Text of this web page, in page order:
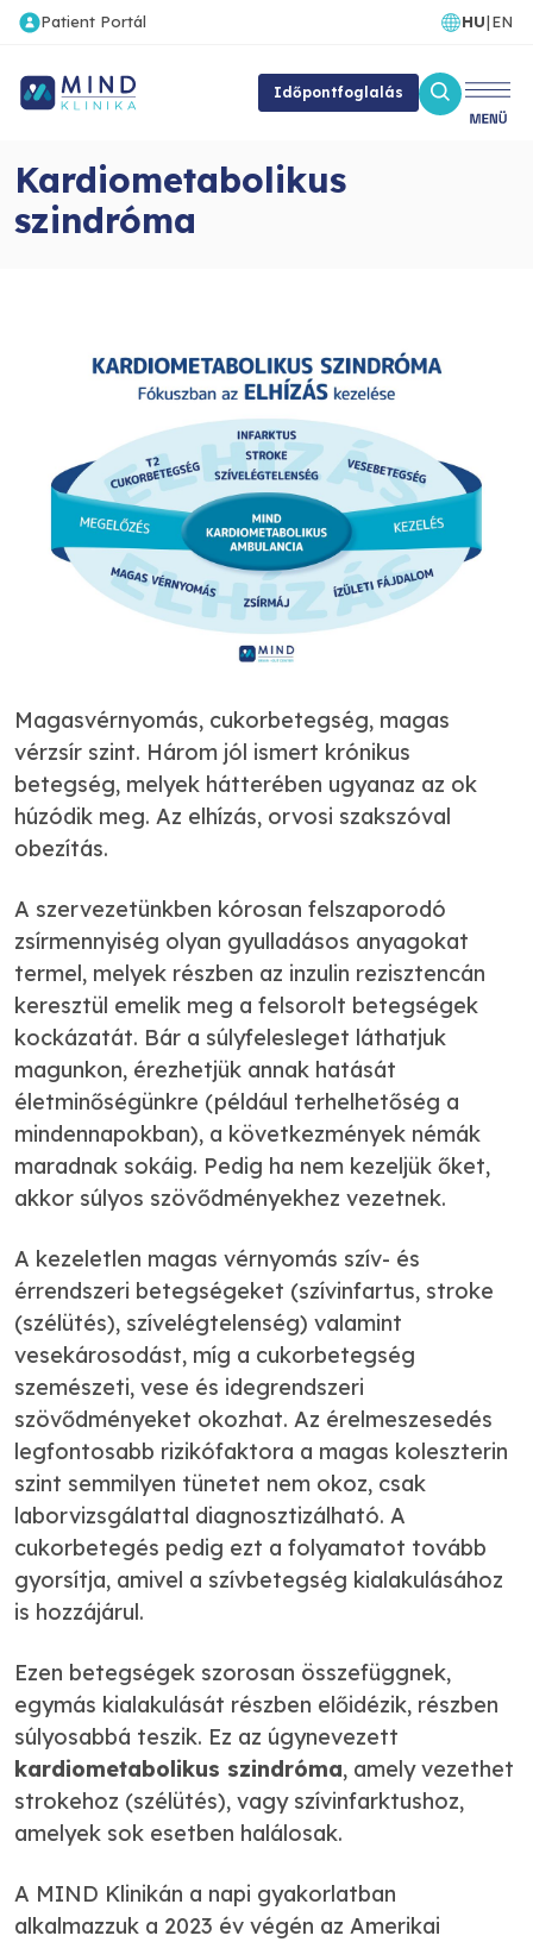
Patient Portál HU|EN
Időpontfoglalás
Kardiometabolikus
szindróma
Magasvérnyomás, cukorbetegség, magas
vérzsír szint. Három jól ismert krónikus
betegség, melyek hátterében ugyanaz az ok
húzódik meg. Az elhízás, orvosi szakszóval
obezítás.
A szervezetünkben kórosan felszaporodó
zsírmennyiség olyan gyulladásos anyagokat
termel, melyek részben az inzulin rezisztencán
keresztül emelik meg a felsorolt betegségek
kockázatát. Bár a súlyfelesleget láthatjuk
magunkon, érezhetjük annak hatását
életminőségünkre (például terhelhetőség a
mindennapokban), a következmények némák
maradnak sokáig. Pedig ha nem kezeljük őket,
akkor súlyos szövődményekhez vezetnek.
A kezeletlen magas vérnyomás szív- és
érrendszeri betegségeket (szívinfartus, stroke
(szélütés), szívelégtelenség) valamint
vesekárosodást, míg a cukorbetegség
szemészeti, vese és idegrendszeri
szövődményeket okozhat. Az érelmeszesedés
legfontosabb rizikófaktora a magas koleszterin
szint semmilyen tünetet nem okoz, csak
laborvizsgálattal diagnosztizálható. A
cukorbetegés pedig ezt a folyamatot tovább
gyorsítja, amivel a szívbetegség kialakulásához
is hozzájárul.
Ezen betegségek szorosan összefüggnek,
egymás kialakulását részben előidézik, részben
súlyosabbá teszik. Ez az úgynevezett
kardiometabolikus szindróma, amely vezethet
strokehoz (szélütés), vagy szívinfarktushoz,
amelyek sok esetben halálosak.
A MIND Klinikán a napi gyakorlatban
alkalmazzuk a 2023 év végén az Amerikai